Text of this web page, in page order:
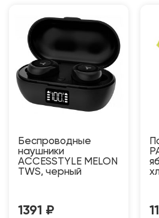
Беспроводные
наушники
ACCESSTYLE MELON
TWS, черный
1391 ₽